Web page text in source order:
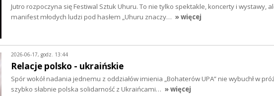
Jutro rozpoczyna się Festiwal Sztuk Uhuru. To nie tylko spektakle, koncerty i wystawy,
manifest młodych ludzi pod hasłem „Uhuru znaczy… » więcej
2026-06-17, godz. 13:44
Relacje polsko - ukraińskie
Spór wokół nadania jednemu z oddziałów imienia „Bohaterów UPA” nie wybuchł w
szybko słabnie polska solidarność z Ukraińcami… » więcej